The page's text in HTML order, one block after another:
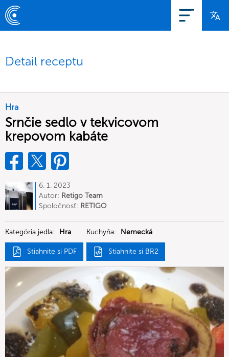
Detail receptu
Hra
Srnčie sedlo v tekvicovom
krepovom kabáte
6. 1. 2023
Autor: Retigo Team
Deutschland
Spoločnosť: RETIGO
Kategória jedla:
Hra Kuchyňa: Nemecká
Stiahnite si PDF Stiahnite si BR2